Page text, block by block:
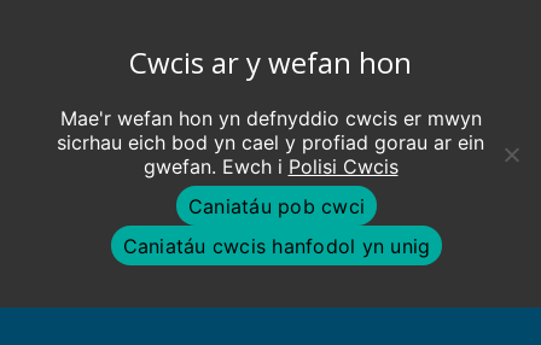
Cwcis ar y wefan hon
Mae'r wefan hon yn defnyddio cwcis er mwyn
sicrhau eich bod yn cael y profiad gorau ar ein
gwefan. Ewch i Polisi Cwcis
Caniatáu pob cwci
Caniatáu cwcis hanfodol yn unig